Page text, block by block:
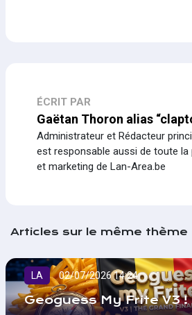
ÉCRIT PAR
Gaëtan Thoron alias
Administrateur et Rédacteur
est responsable aussi de toute la
et marketing de Lan-Area.be
Articles sur le même thème
LA 02/07/2026 14:24
Geoguess My Frite V3 !